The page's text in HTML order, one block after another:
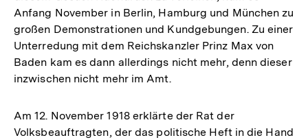
Anfang November in Berlin, Hamburg und München zu
großen Demonstrationen und Kundgebungen. Zu einer
Unterredung mit dem Reichskanzler Prinz Max von
Baden kam es dann allerdings nicht mehr, denn dieser
inzwischen nicht mehr im Amt.
Am 12. November 1918 erklärte der Rat der
Volksbeauftragten, der das politische Heft in die Hand